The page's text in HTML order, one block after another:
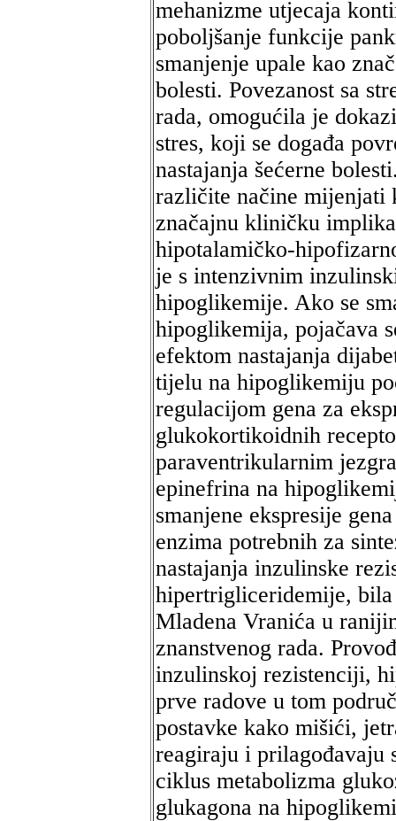
mehanizme utjecaja
poboljšanje funkcije
smanjenje upale kao
bolesti. Povezanost sa
rada, omogućila je
stres, koji se događa
nastajanja šećerne
različite načine mijenjati
značajnu kliničku
hipotalamičko-
je s intenzivnim
hipoglikemije. Ako se
hipoglikemija, pojačava
efektom nastajanja
tijelu na hipoglikemiju
regulacijom gena za
glukokortikoidnih
paraventrikularnim
epinefrina na
smanjene ekspresije
enzima potrebnih za
nastajanja inzulinske
hipertrigliceridemije,
Mladena Vranića u
znanstvenog rada.
inzulinskoj rezistenciji,
prve radove u tom
postavke kako mišići,
reagiraju i prilagođavaju
ciklus metabolizma
glukagona na